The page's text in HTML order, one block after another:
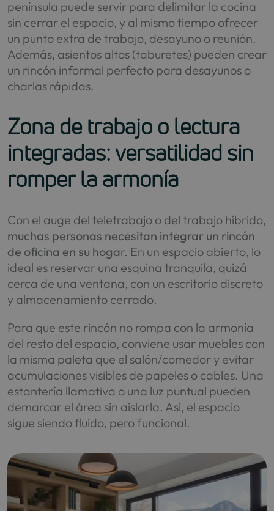
península puede servir para delimitar la cocina
sin cerrar el espacio, y al mismo tiempo ofrecer
un punto extra de trabajo, desayuno o reunión.
Además, asientos altos (taburetes) pueden crear
un rincón informal perfecto para desayunos o
charlas rápidas.
Zona de trabajo o lectura
integradas: versatilidad sin
romper la armonía
Con el auge del teletrabajo o del trabajo híbrido,
muchas personas necesitan integrar un rincón
de oficina en su hogar. En un espacio abierto, lo
ideal es reservar una esquina tranquila, quizá
cerca de una ventana, con un escritorio discreto
y almacenamiento cerrado.
Para que este rincón no rompa con la armonía
del resto del espacio, conviene usar muebles con
la misma paleta que el salón/comedor y evitar
acumulaciones visibles de papeles o cables. Una
estantería llamativa o una luz puntual pueden
demarcar el área sin aislarla. Así, el espacio
sigue siendo fluido, pero funcional.